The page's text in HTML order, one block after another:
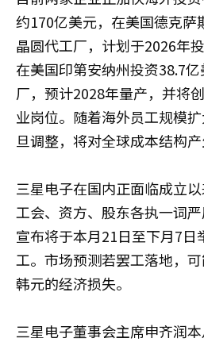
约170亿美元，在美国德克萨
晶圆代工厂，计划于2026年
在美国印第安纳州投资38.7
厂，预计2028年量产，并将
业岗位。随着海外员工规模
旦调整，将对全球成本结构产
三星电子在国内正面临成立以
工会、资方、股东各执一词
宣布将于本月21日至下月7日
工。市场预测若罢工落地，
韩元的经济损失。
三星电子董事会主席申齐润